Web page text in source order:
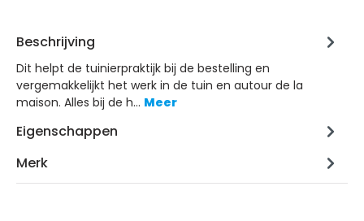
Beschrijving
Dit helpt de tuinierpraktijk bij de bestelling en
vergemakkelijkt het werk in de tuin en autour de la
maison. Alles bij de h… Meer
Eigenschappen
Merk